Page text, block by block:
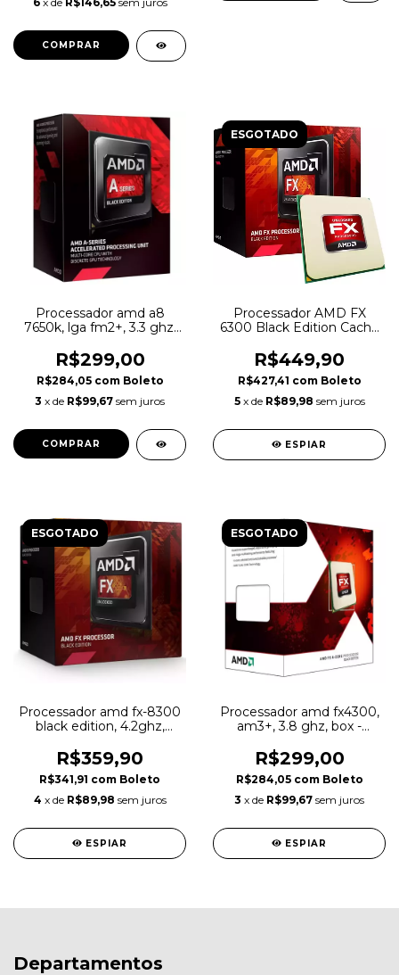
Processador amd a8
7650k, lga fm2+, 3.3 ghz,
R$299,00
R$284,05 com Boleto
3 x de R$99,67 sem juros
ESGOTADO
Processador AMD FX
6300 Black Edition Cache
R$449,90
R$427,41 com Boleto
5 x de R$89,98 sem juros
ESPIAR
ESGOTADO
Processador amd fx-8300
black edition, 4.2ghz,
R$359,90
R$341,91 com Boleto
4 x de R$89,98 sem juros
ESPIAR
ESGOTADO
Processador amd fx4300,
am3+, 3.8 ghz, box -
R$299,00
R$284,05 com Boleto
3 x de R$99,67 sem juros
ESPIAR
Departamentos